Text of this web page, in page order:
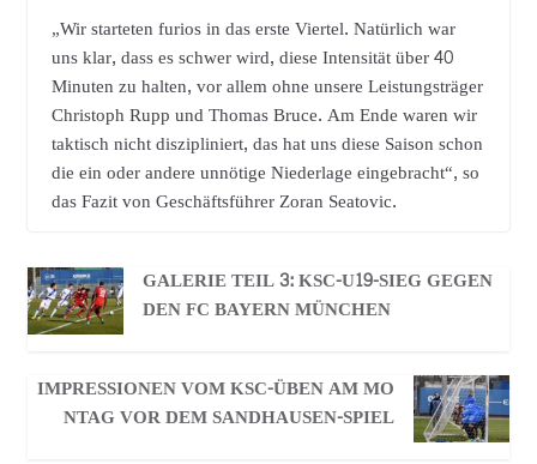
„Wir starteten furios in das erste Viertel. Natürlich war
uns klar, dass es schwer wird, diese Intensität über 40
Minuten zu halten, vor allem ohne unsere Leistungsträger
Christoph Rupp und Thomas Bruce. Am Ende waren wir
taktisch nicht diszipliniert, das hat uns diese Saison schon
die ein oder andere unnötige Niederlage eingebracht“, so
das Fazit von Geschäftsführer Zoran Seatovic.
GALERIE TEIL 3: KSC-U19-SIEG GEGEN
DEN FC BAYERN MÜNCHEN
IMPRESSIONEN VOM KSC-ÜBEN AM MO
NTAG VOR DEM SANDHAUSEN-SPIEL